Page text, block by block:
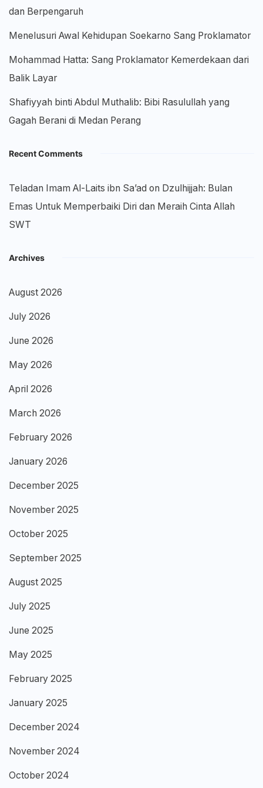
dan Berpengaruh
Menelusuri Awal Kehidupan Soekarno Sang Proklamator
Mohammad Hatta: Sang Proklamator Kemerdekaan dari
Balik Layar
Shafiyyah binti Abdul Muthalib: Bibi Rasulullah yang
Gagah Berani di Medan Perang
Recent Comments
Teladan Imam Al-Laits ibn Sa’ad on Dzulhijjah: Bulan
Emas Untuk Memperbaiki Diri dan Meraih Cinta Allah
SWT
Archives
August 2026
July 2026
June 2026
May 2026
April 2026
March 2026
February 2026
January 2026
December 2025
November 2025
October 2025
September 2025
August 2025
July 2025
June 2025
May 2025
February 2025
January 2025
December 2024
November 2024
October 2024